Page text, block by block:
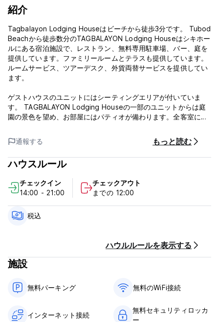
紹介
Tagbalayon Lodging Houseはビーチから徒歩3分です。 Tubod
Beachから徒歩数分のTAGBALAYON Lodging Houseはシキホー
ルにある宿泊施設で、レストラン、無料専用駐車場、バー、庭を
提供しています。ファミリールームとテラスも提供しています。
ルームサービス、ツアーデスク、外貨両替サービスを提供してい
ます。
ゲストハウスのユニットにはシーティングエリアが付いていま
す。 TAGBALAYON Lodging Houseの一部のユニットからは庭
園の景色を望め、お部屋にはパティオが備わります。全客室にベ
TAGBALAYON Lodging Houseでは、コンチネンタルまたはアラ
カルトの朝食を提供しています。
くことです。そのため、お客様が到着時にお楽しみいただけるよ
う、お手頃な価格で港でのお迎えと無料のウェルカムドリンクを
提供しています。島でのより良い体験のために、24 時間あたり
300 ペソでスクーターをレンタルすることもできます。レンタル
るよう、フィリピン料理を提供するレストランをご用意しており
ココ グローブ リゾートの向かいにあるので、美しいアポ島への
CARENDERIA DE SEANLHYAN (ココ グローブ リゾートのゲート
1 の向かい) までお立ち寄りください。ホステルからわずか数メ
通報する もっと読む
ハウスルール
チェックイン
14:00 - 21:00
チェックアウト
までの 12:00
税込
ハウルルールを表示する
施設
無料パーキング 無料のWiFi接続
インターネット接続
無料セキュリティロッカ
ー